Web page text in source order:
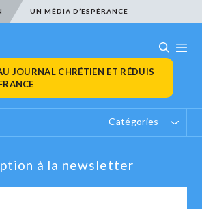
UN MÉDIA D’ESPÉRANCE
JOURNAL CHRÉTIEN ET RÉDUIS
Catégories
à la newsletter